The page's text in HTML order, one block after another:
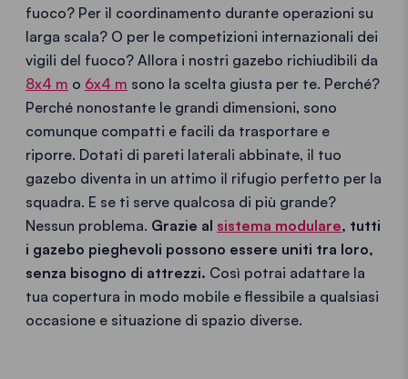
fuoco? Per il coordinamento durante operazioni su
larga scala? O per le competizioni internazionali dei
vigili del fuoco? Allora i nostri gazebo richiudibili da
8x4 m o 6x4 m sono la scelta giusta per te. Perché?
Perché nonostante le grandi dimensioni, sono
comunque compatti e facili da trasportare e
riporre. Dotati di pareti laterali abbinate, il tuo
gazebo diventa in un attimo il rifugio perfetto per la
squadra. E se ti serve qualcosa di più grande?
Nessun problema. Grazie al sistema modulare, tutti
i gazebo pieghevoli possono essere uniti tra loro,
senza bisogno di attrezzi. Così potrai adattare la
tua copertura in modo mobile e flessibile a qualsiasi
occasione e situazione di spazio diverse.